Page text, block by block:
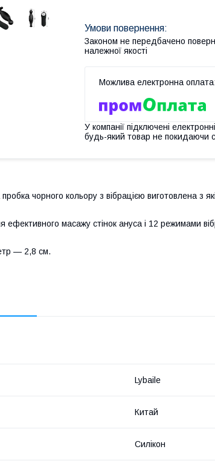
Законом не передбачено
належної якості
У компанії підключені
будь-який товар не покидаючи
чорного кольору з вібрацією виготовлена з
масажу стінок ануса і 12 режимами
— 2,8 см.
Lybaile
Китай
Силікон